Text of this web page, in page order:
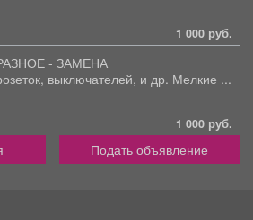
1 000 руб.
- ЗАМЕНА
выключателей, и др. Мелкие ...
1 000 руб.
Подать объявление